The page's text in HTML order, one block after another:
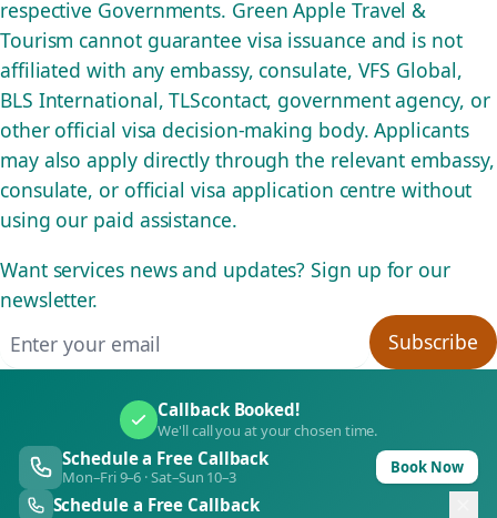
respective Governments. Green Apple Travel &
Tourism cannot guarantee visa issuance and is not
affiliated with any embassy, consulate, VFS Global,
BLS International, TLScontact, government agency, or
other official visa decision-making body. Applicants
may also apply directly through the relevant embassy,
consulate, or official visa application centre without
using our paid assistance.
Want services news and updates? Sign up for our
newsletter.
Subscribe
Callback Booked!
We'll call you at your chosen time.
Schedule a Free Callback
Mon–Fri 9–6 · Sat–Sun 10–3 Book Now
Schedule a Free Callback